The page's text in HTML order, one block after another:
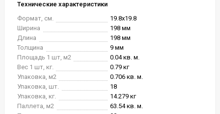
Технические характеристики
Формат, см.
19.8x19.8
Ширина
198 мм
Длина
198 мм
Толщина
9 мм
Площадь 1 шт, м2
0.04 кв. м.
Вес 1 шт, кг.
0.79 кг
Упаковка, м2
0.706 кв. м.
Упаковка, шт.
18
Упаковка, кг.
14.279 кг
Паллета, м2
63.54 кв. м.